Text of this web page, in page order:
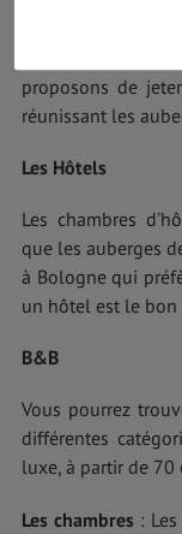
proposons de
réunissant les
Les Hôtels
Les chambres
que les auberges
à Bologne qui
un hôtel est le bon
B&B
Vous pourrez
différentes
luxe, à partir de 70
Les chambres :